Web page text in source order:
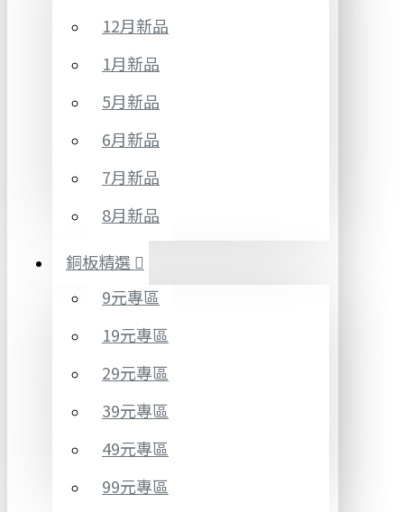
12月新品
1月新品
5月新品
6月新品
7月新品
8月新品
銅板精選
9元專區
19元專區
29元專區
39元專區
49元專區
99元專區